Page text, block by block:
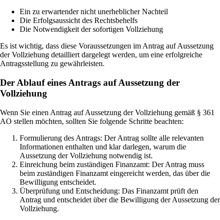
Ein zu erwartender nicht unerheblicher Nachteil
Die Erfolgsaussicht des Rechtsbehelfs
Die Notwendigkeit der sofortigen Vollziehung
Es ist wichtig, dass diese Voraussetzungen im Antrag auf Aussetzung
der Vollziehung detailliert dargelegt werden, um eine erfolgreiche
Antragsstellung zu gewährleisten.
Der Ablauf eines Antrags auf Aussetzung der
Vollziehung
Wenn Sie einen Antrag auf Aussetzung der Vollziehung gemäß § 361
AO stellen möchten, sollten Sie folgende Schritte beachten:
Formulierung des Antrags: Der Antrag sollte alle relevanten
Informationen enthalten und klar darlegen, warum die
Aussetzung der Vollziehung notwendig ist.
Einreichung beim zuständigen Finanzamt: Der Antrag muss
beim zuständigen Finanzamt eingereicht werden, das über die
Bewilligung entscheidet.
Überprüfung und Entscheidung: Das Finanzamt prüft den
Antrag und entscheidet über die Bewilligung der Aussetzung der
Vollziehung.